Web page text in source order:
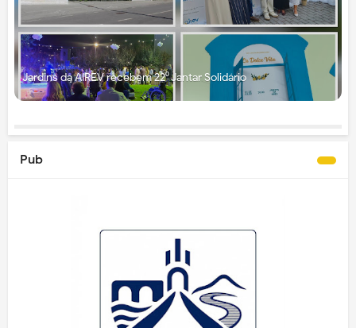
Jardins da AIREV recebem 22⁰ Jantar Solidário
Pub